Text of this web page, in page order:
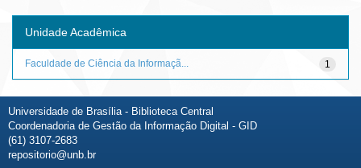
Unidade Acadêmica
1
Faculdade de Ciência da Informaçã...
Universidade de Brasília - Biblioteca Central
Coordenadoria de Gestão da Informação Digital - GID
(61) 3107-2683
repositorio@unb.br